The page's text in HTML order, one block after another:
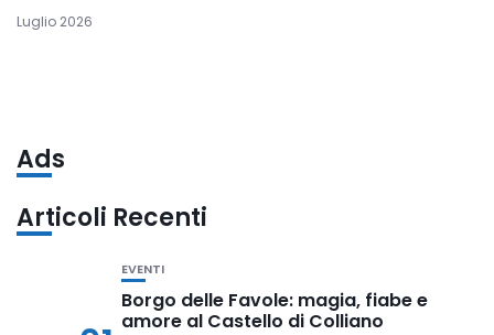
Luglio 2026
Ads
Articoli Recenti
EVENTI
Borgo delle Favole: magia, fiabe e
amore al Castello di Colliano